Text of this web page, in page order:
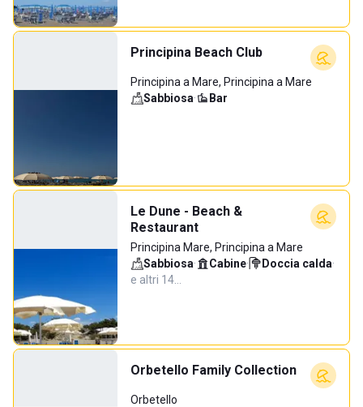
Principina Beach Club
Principina a Mare, Principina a Mare
Sabbiosa· Bar
Le Dune - Beach &
Restaurant
Principina Mare, Principina a Mare
Sabbiosa· Cabine· Doccia calda·
e altri 14…
Orbetello Family Collection
Orbetello